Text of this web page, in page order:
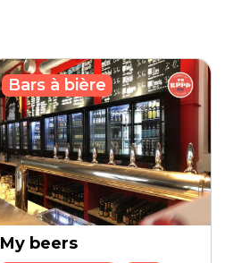
My beers
Bars à bière